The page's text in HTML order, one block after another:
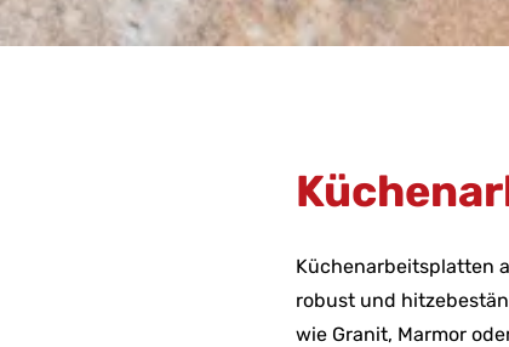
Küchenarbeitsplatten
robust und
wie Granit, Marmor